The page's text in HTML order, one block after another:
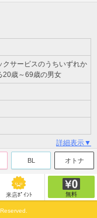
クサービスのうちいずれか
20歳～69歳の男女
詳細表示▼
BL オトナ
来店ﾎﾟｲﾝﾄ 無料